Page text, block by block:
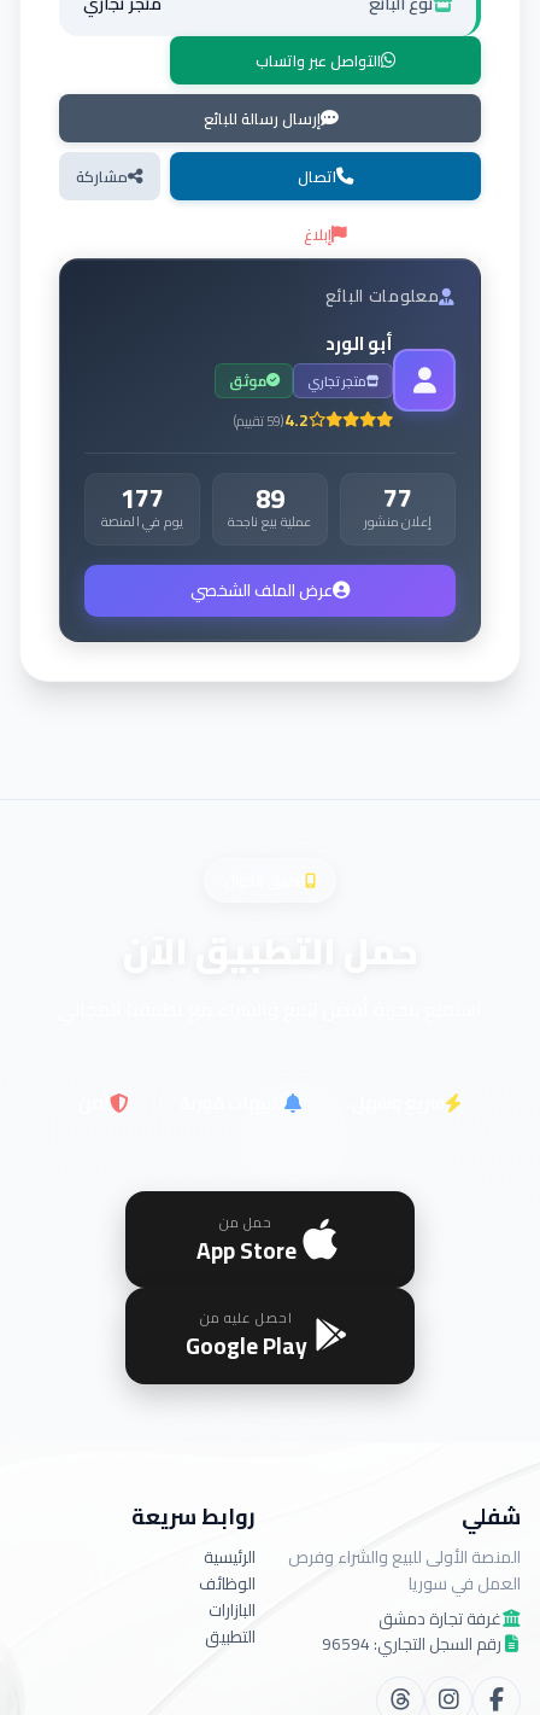
التواصل عبر واتساب
إرسال رسالة للبائع
اتصال
مشاركة
إبلاغ
معلومات البائع
أبو الورد
متجر تجاري موثق
4.2
(
59تقييم)
77
إعلان منشور 89
عملية بيع ناجحة 177
يوم في المنصة
عرض الملف الشخصي
حمل التطبيق الآن
حمل من
App Store
احصل عليه من
Google Play
شفلي
المنصة الأولى للبيع والشراء وفرص
العمل في سوريا
غرفة تجارة دمشق
رقم السجل التجاري: 96594
روابط سريعة
الرئيسية
الوظائف
البازارات
التطبيق